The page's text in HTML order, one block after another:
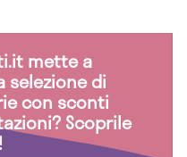
mette a
selezione di
con sconti
Scoprile